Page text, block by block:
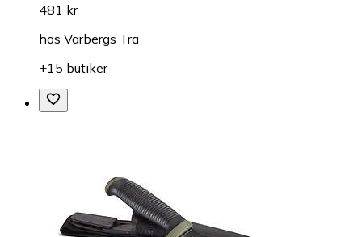
481 kr
hos Varbergs Trä
+15 butiker